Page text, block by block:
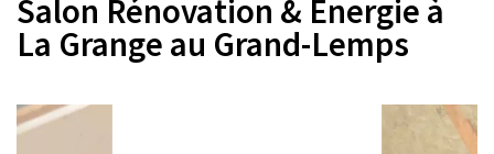
Salon Rénovation & Énergie à
La Grange au Grand-Lemps